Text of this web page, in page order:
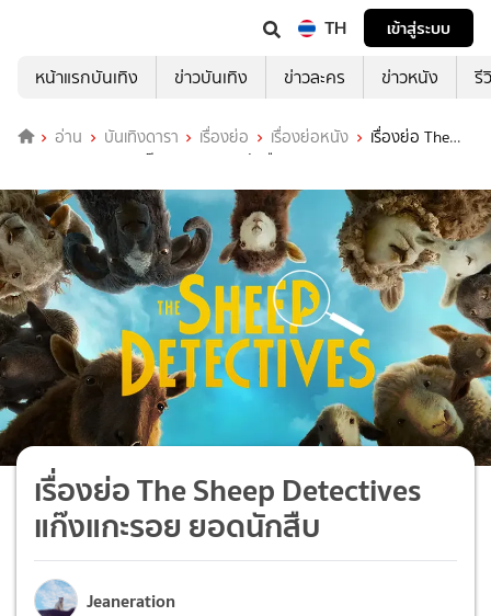
TH
เข้าสู่ระบบ
หน้าแรกบันเทิง
ข่าวบันเทิง ข่าวละคร ข่าวหนัง รี
อ่าน บันเทิงดารา เรื่องย่อ เรื่องย่อหนัง
เรื่องย่อ The
Sheep Detectives แก๊งแกะรอย ยอดนักสืบ
เรื่องย่อ The Sheep Detectives
แก๊งแกะรอย ยอดนักสืบ
Jeaneration